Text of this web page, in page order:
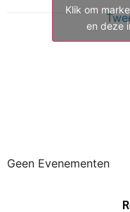
Klik om
en deze
Geen Evenementen